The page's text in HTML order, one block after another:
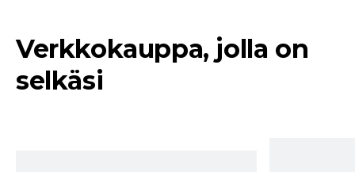
Verkkokauppa, jolla on
selkäsi